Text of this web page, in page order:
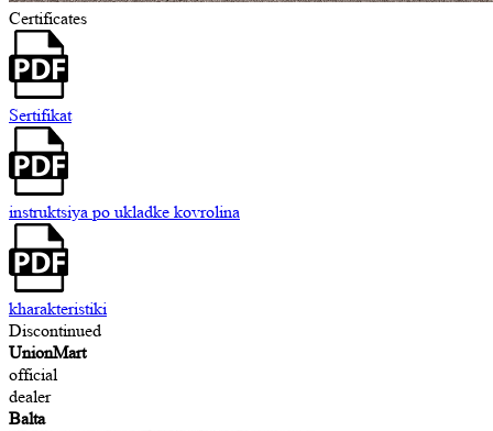
Certificates
Sertifikat
instruktsiya po ukladke kovrolina
kharakteristiki
Discontinued
UnionMart
official
dealer
Balta